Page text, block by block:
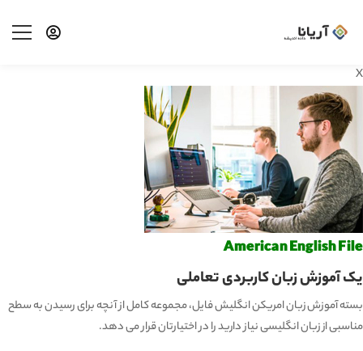
X
American English File
یک آموزش زبان کاربردی تعاملی
بسته آموزش زبان امریکن انگلیش فایل، مجموعه کامل از آنچه برای رسیدن به سطح
مناسبی از زبان انگلیسی نیاز دارید را در اختیارتان قرار می دهد.